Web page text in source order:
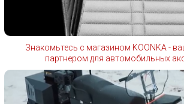
Знакомьтесь с магазином KOONKA -
партнером для автомобильных